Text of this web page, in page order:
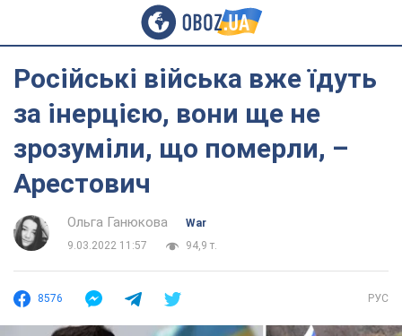
Російські війська вже їдуть
за інерцією, вони ще не
зрозуміли, що померли, –
Арестович
Ольга Ганюкова
War
9.03.2022 11:57
94,9 т.
8576 РУС